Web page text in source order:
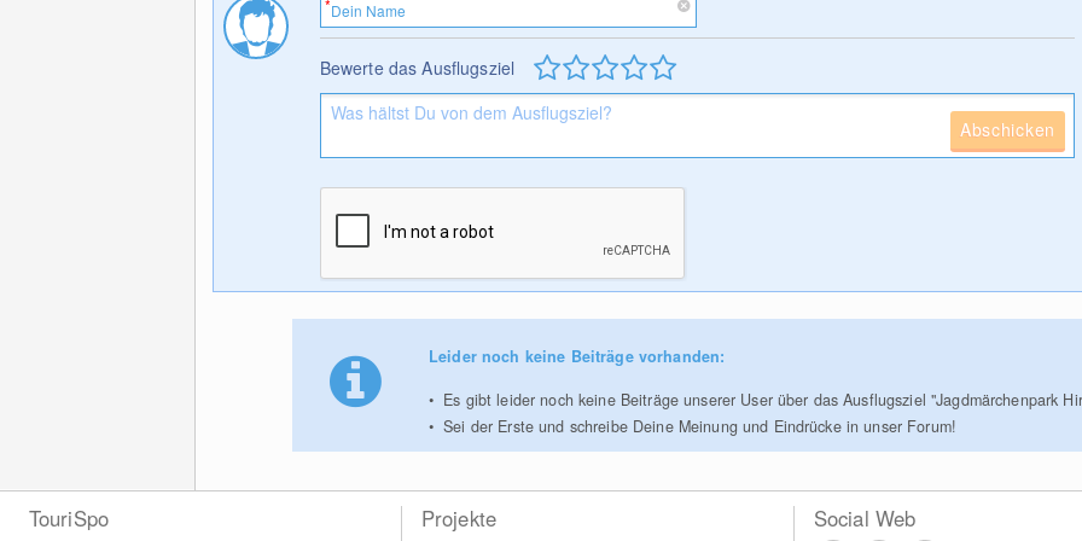
Bewerte das Ausflugsziel
Abschicken
Leider noch keine Beiträge vorhanden:
Es gibt leider noch keine Beiträge unserer User über das Ausflugsziel "Jagdmärchenpark
Sei der Erste und schreibe Deine Meinung und Eindrücke in unser Forum!
TouriSpo Projekte Social Web